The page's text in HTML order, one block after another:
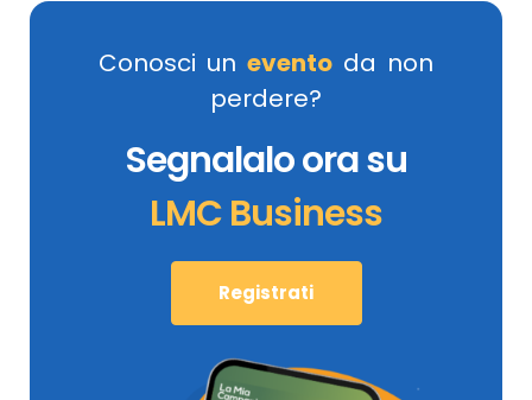
Conosci un evento da non
perdere?
Segnalalo ora su
LMC Business
Registrati